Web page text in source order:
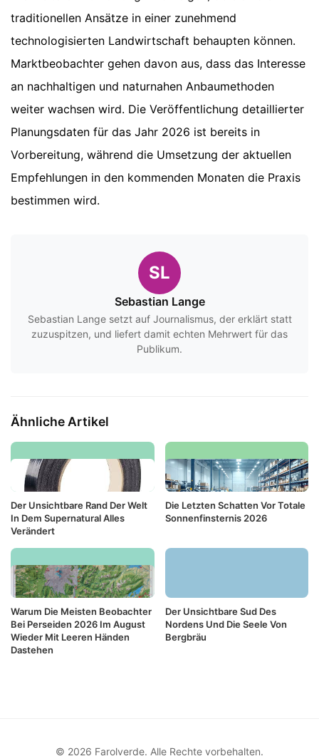
traditionellen Ansätze in einer zunehmend
technologisierten Landwirtschaft behaupten können.
Marktbeobachter gehen davon aus, dass das Interesse
an nachhaltigen und naturnahen Anbaumethoden
weiter wachsen wird. Die Veröffentlichung detaillierter
Planungsdaten für das Jahr 2026 ist bereits in
Vorbereitung, während die Umsetzung der aktuellen
Empfehlungen in den kommenden Monaten die Praxis
bestimmen wird.
SL
Sebastian Lange
Sebastian Lange setzt auf Journalismus, der erklärt statt
zuzuspitzen, und liefert damit echten Mehrwert für das
Publikum.
Ähnliche Artikel
Der Unsichtbare Rand Der Welt
In Dem Supernatural Alles
Verändert
Die Letzten Schatten Vor Totale
Sonnenfinsternis 2026
Warum Die Meisten Beobachter
Bei Perseiden 2026 Im August
Wieder Mit Leeren Händen
Dastehen
Der Unsichtbare Sud Des
Nordens Und Die Seele Von
Bergbräu
© 2026 Farolverde. Alle Rechte vorbehalten.